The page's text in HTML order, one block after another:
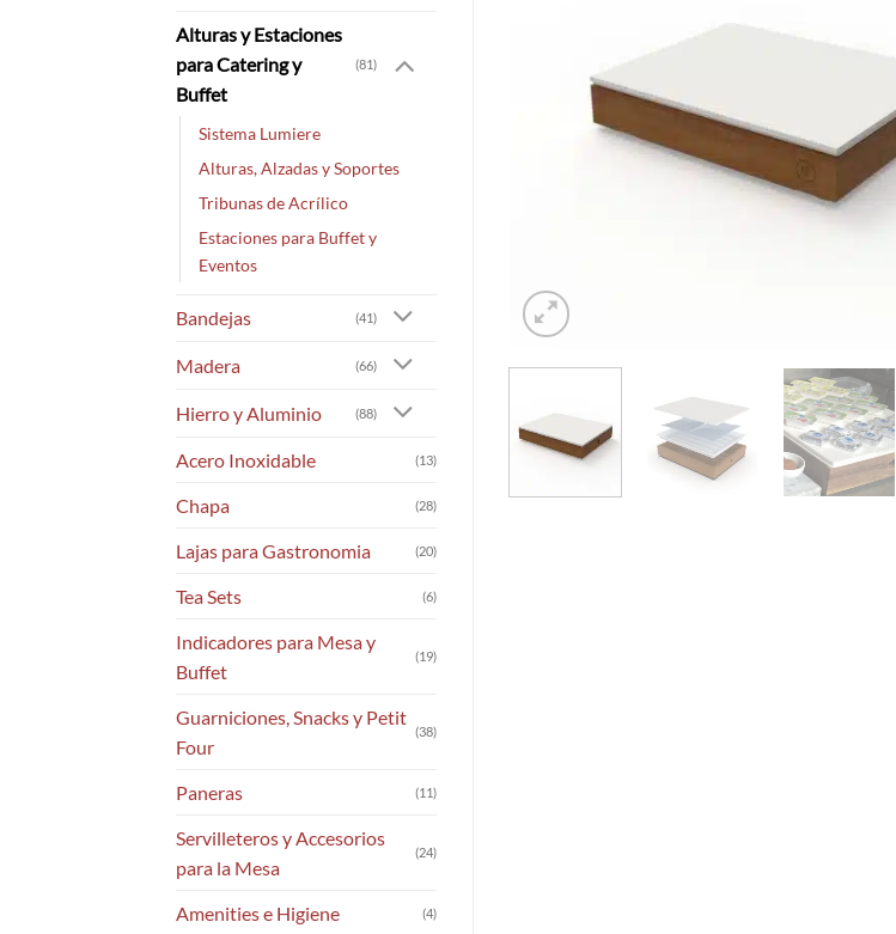
Alturas y Estaciones
para Catering y
Buffet
(81)
Sistema Lumiere
Alturas, Alzadas y Soportes
Tribunas de Acrílico
Estaciones para Buffet y
Eventos
Bandejas (41)
Madera (66)
Hierro y Aluminio (88)
Acero Inoxidable (13)
Chapa (28)
Lajas para Gastronomia (20)
Tea Sets (6)
Indicadores para Mesa y
Buffet
(19)
Guarniciones, Snacks y Petit
Four
(38)
Paneras (11)
Servilleteros y Accesorios
para la Mesa
(24)
Amenities e Higiene (4)